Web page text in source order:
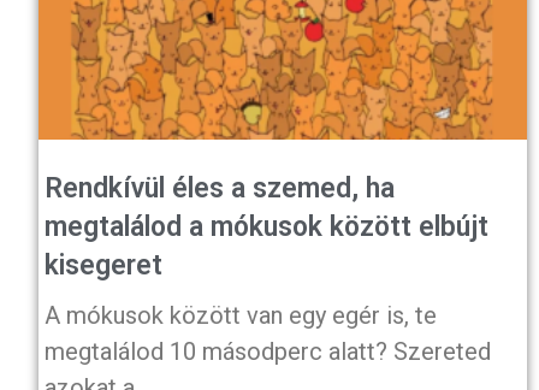
Rendkívül éles a szemed, ha
megtalálod a mókusok között elbújt
kisegeret
A mókusok között van egy egér is, te
megtalálod 10 másodperc alatt? Szereted